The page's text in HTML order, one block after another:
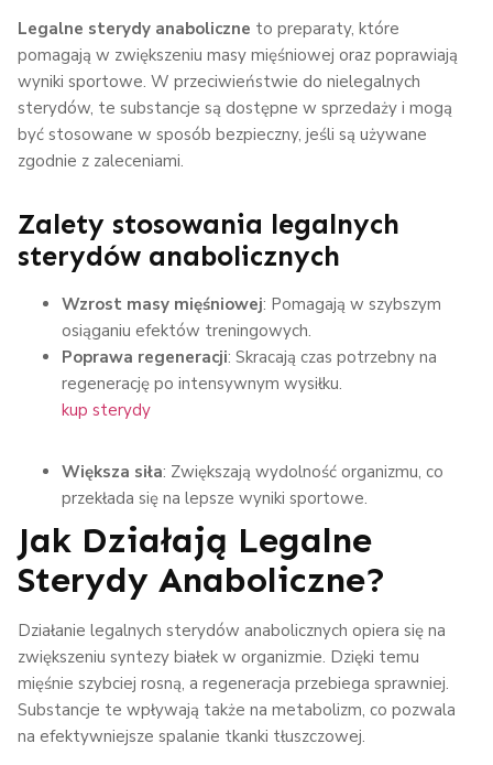
Legalne sterydy anaboliczne to preparaty, które
pomagają w zwiększeniu masy mięśniowej oraz poprawiają
wyniki sportowe. W przeciwieństwie do nielegalnych
sterydów, te substancje są dostępne w sprzedaży i mogą
być stosowane w sposób bezpieczny, jeśli są używane
zgodnie z zaleceniami.
Zalety stosowania legalnych
sterydów anabolicznych
Wzrost masy mięśniowej: Pomagają w szybszym
osiąganiu efektów treningowych.
Poprawa regeneracji: Skracają czas potrzebny na
regenerację po intensywnym wysiłku.
kup sterydy
Większa siła: Zwiększają wydolność organizmu, co
przekłada się na lepsze wyniki sportowe.
Jak Działają Legalne
Sterydy Anaboliczne?
Działanie legalnych sterydów anabolicznych opiera się na
zwiększeniu syntezy białek w organizmie. Dzięki temu
mięśnie szybciej rosną, a regeneracja przebiega sprawniej.
Substancje te wpływają także na metabolizm, co pozwala
na efektywniejsze spalanie tkanki tłuszczowej.